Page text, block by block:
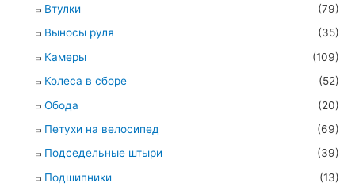
Втулки
(79)
Выносы руля
(35)
Камеры
(109)
Колеса в сборе
(52)
Обода
(20)
Петухи на велосипед
(69)
Подседельные штыри
(39)
Подшипники
(13)